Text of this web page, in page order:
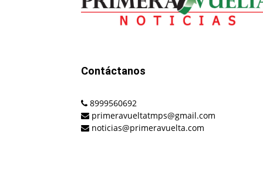
Contáctanos
8999560692
primeravueltatmps@gmail.com
noticias@primeravuelta.com